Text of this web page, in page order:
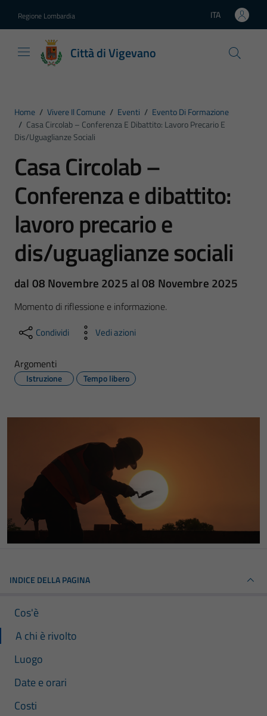
Regione Lombardia Lingua attiva:
ITA
Città di Vigevano
Home / Vivere Il Comune / Eventi / Evento Di Formazione
/ Casa Circolab – Conferenza E Dibattito: Lavoro Precario E
Dis/uguaglianze Sociali
Casa Circolab –
Conferenza e dibattito:
lavoro precario e
dis/uguaglianze sociali
dal 08 Novembre 2025 al 08 Novembre 2025
Momento di riflessione e informazione.
Condividi Vedi azioni
Argomenti
Istruzione Tempo libero
INDICE DELLA PAGINA
Cos'è
A chi è rivolto
Luogo
Date e orari
Costi